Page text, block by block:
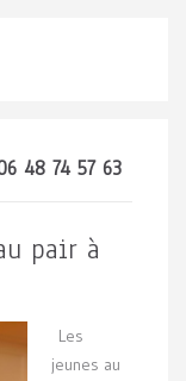
48 74 57 63
pair à
Les
jeunes au